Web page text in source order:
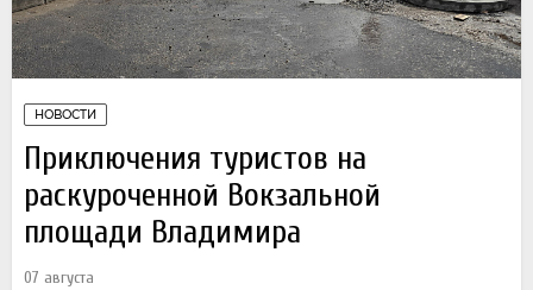
НОВОСТИ
Приключения туристов на
раскуроченной Вокзальной
площади Владимира
07 августа